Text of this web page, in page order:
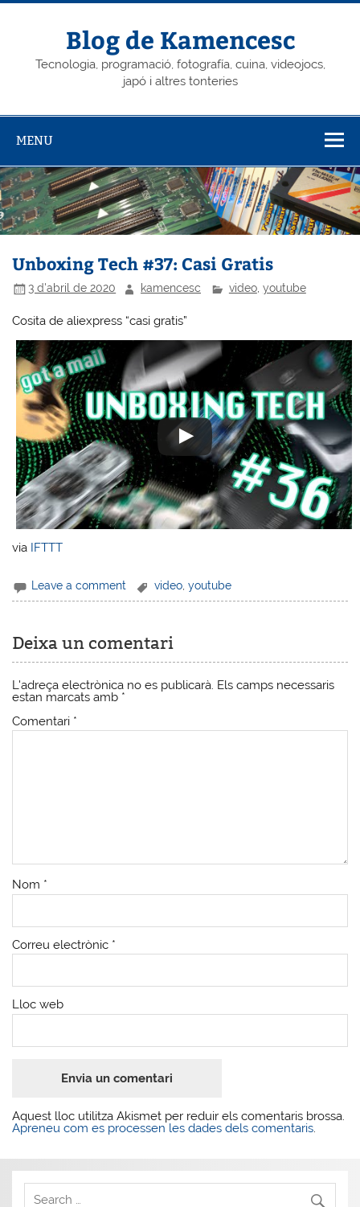
Skip
Blog de Kamencesc
Tecnologia, programació, fotografía, cuina, videojocs,
japó i altres tonteries
MENU
Unboxing Tech #37: Casi Gratis
3 d'abril de 2020 kamencesc video, youtube
Cosita de aliexpress “casi gratis”
via IFTTT
Leave a comment video ,youtube
Deixa un comentari
L'adreça electrònica no es publicarà. Els camps necessaris
estan marcats amb *
Comentari *
Nom *
Correu electrònic *
Lloc web
Aquest lloc utilitza Akismet per reduir els comentaris brossa.
Apreneu com es processen les dades dels comentaris